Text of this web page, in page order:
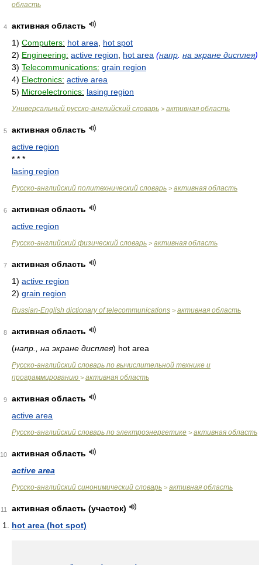
область
4
активная область
1) Computers: hot area
hot spot
2) Engineering: active region hot area (напр на экране дисплея)
3) Telecommunications: grain region
4) Electronics: active area
5) Microelectronics: lasing region
Универсальный русско-английский словарь > активная область
5
активная область
active region
* * *
lasing region
Русско-английский политехнический словарь > активная область
6
активная область
active region
Русско-английский физический словарь > активная область
7
активная область
1) active region
2) grain region
Russian-English dictionary of telecommunications > активная область
8
активная область
(напр., на экране дисплея) hot area
Русско-английский словарь по вычислительной технике и
программированию > активная область
9
активная область
active area
Русско-английский словарь по электроэнергетике > активная область
10
активная область
active area
Русско-английский синонимический словарь > активная область
11
активная область (участок)
hot area (hot spot)